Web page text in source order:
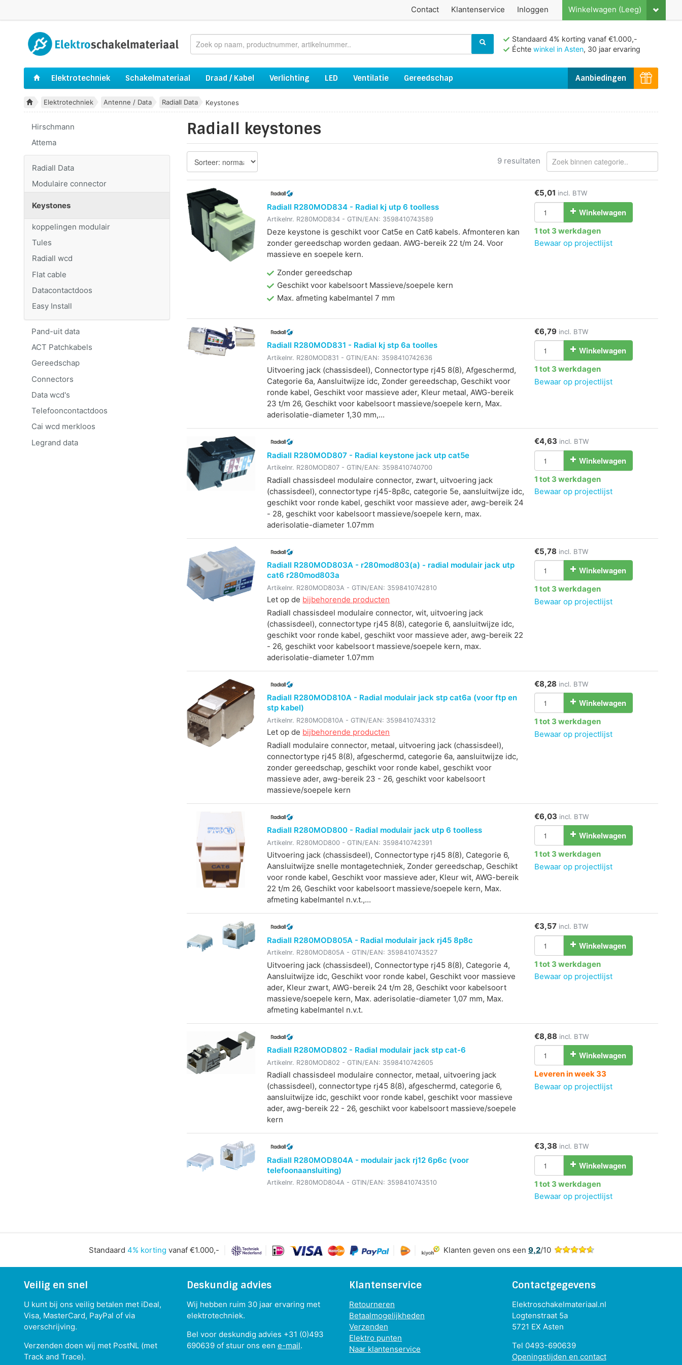
Winkelwagen (Leeg)
Inloggen
Klantenservice
Contact
Standaard 4% korting vanaf €1.000,-
Échte winkel in Asten, 30 jaar ervaring
Elektrotechniek Schakelmateriaal Draad / Kabel Verlichting LED Aanbiedingen
Ventilatie Gereedschap
Elektrotechniek Antenne / Data Radiall Data Keystones
Hirschmann
Attema
Radiall Data
Modulaire connector
Keystones
koppelingen modulair
Tules
Radiall wcd
Flat cable
Datacontactdoos
Easy Install
Pand-uit data
ACT Patchkabels
Gereedschap
Connectors
Data wcd's
Telefooncontactdoos
Cai wcd merkloos
Legrand data
Radiall keystones
9 resultaten
Radiall R280MOD834 - Radial kj utp 6 toolless
Artikelnr. R280MOD834 - GTIN/EAN: 3598410743589
Deze keystone is geschikt voor Cat5e en Cat6 kabels. Afmonteren kan
zonder gereedschap worden gedaan. AWG-bereik 22 t/m 24. Voor
massieve en soepele kern.
Zonder gereedschap
Geschikt voor kabelsoort Massieve/soepele kern
Max. afmeting kabelmantel 7 mm
€5,01 incl. BTW
Winkelwagen
1 tot 3 werkdagen
Bewaar op projectlijst
Radiall R280MOD831 - Radial kj stp 6a toolles
Artikelnr. R280MOD831 - GTIN/EAN: 3598410742636
Uitvoering jack (chassisdeel), Connectortype rj45 8(8), Afgeschermd,
Categorie 6a, Aansluitwijze idc, Zonder gereedschap, Geschikt voor
ronde kabel, Geschikt voor massieve ader, Kleur metaal, AWG-bereik
23 t/m 26, Geschikt voor kabelsoort massieve/soepele kern, Max.
aderisolatie-diameter 1,30 mm,...
€6,79 incl. BTW
Winkelwagen
1 tot 3 werkdagen
Bewaar op projectlijst
Radiall R280MOD807 - Radial keystone jack utp cat5e
Artikelnr. R280MOD807 - GTIN/EAN: 3598410740700
Radiall chassisdeel modulaire connector, zwart, uitvoering jack
(chassisdeel), connectortype rj45-8p8c, categorie 5e, aansluitwijze idc,
geschikt voor ronde kabel, geschikt voor massieve ader, awg-bereik 24
- 28, geschikt voor kabelsoort massieve/soepele kern, max.
aderisolatie-diameter 1.07mm
€4,63 incl. BTW
Winkelwagen
1 tot 3 werkdagen
Bewaar op projectlijst
Radiall R280MOD803A - r280mod803(a) - radial modulair jack utp
cat6 r280mod803a
Artikelnr. R280MOD803A - GTIN/EAN: 3598410742810
Let op de bijbehorende producten
Radiall chassisdeel modulaire connector, wit, uitvoering jack
(chassisdeel), connectortype rj45 8(8), categorie 6, aansluitwijze idc,
geschikt voor ronde kabel, geschikt voor massieve ader, awg-bereik 22
- 26, geschikt voor kabelsoort massieve/soepele kern, max.
aderisolatie-diameter 1.07mm
€5,78 incl. BTW
Winkelwagen
1 tot 3 werkdagen
Bewaar op projectlijst
Radiall R280MOD810A - Radial modulair jack stp cat6a (voor ftp en
stp kabel)
Artikelnr. R280MOD810A - GTIN/EAN: 3598410743312
Let op de bijbehorende producten
Radiall modulaire connector, metaal, uitvoering jack (chassisdeel),
connectortype rj45 8(8), afgeschermd, categorie 6a, aansluitwijze idc,
zonder gereedschap, geschikt voor ronde kabel, geschikt voor
massieve ader, awg-bereik 23 - 26, geschikt voor kabelsoort
massieve/soepele kern
€8,28 incl. BTW
Winkelwagen
1 tot 3 werkdagen
Bewaar op projectlijst
Radiall R280MOD800 - Radial modulair jack utp 6 toolless
Artikelnr. R280MOD800 - GTIN/EAN: 3598410742391
Uitvoering jack (chassisdeel), Connectortype rj45 8(8), Categorie 6,
Aansluitwijze snelle montagetechniek, Zonder gereedschap, Geschikt
voor ronde kabel, Geschikt voor massieve ader, Kleur wit, AWG-bereik
22 t/m 26, Geschikt voor kabelsoort massieve/soepele kern, Max.
afmeting kabelmantel n.v.t.,...
€6,03 incl. BTW
Winkelwagen
1 tot 3 werkdagen
Bewaar op projectlijst
Radiall R280MOD805A - Radial modulair jack rj45 8p8c
Artikelnr. R280MOD805A - GTIN/EAN: 3598410743527
Uitvoering jack (chassisdeel), Connectortype rj45 8(8), Categorie 4,
Aansluitwijze idc, Geschikt voor ronde kabel, Geschikt voor massieve
ader, Kleur zwart, AWG-bereik 24 t/m 28, Geschikt voor kabelsoort
massieve/soepele kern, Max. aderisolatie-diameter 1,07 mm, Max.
afmeting kabelmantel n.v.t.
€3,57 incl. BTW
Winkelwagen
1 tot 3 werkdagen
Bewaar op projectlijst
Radiall R280MOD802 - Radial modulair jack stp cat-6
Artikelnr. R280MOD802 - GTIN/EAN: 3598410742605
Radiall chassisdeel modulaire connector, metaal, uitvoering jack
(chassisdeel), connectortype rj45 8(8), afgeschermd, categorie 6,
aansluitwijze idc, geschikt voor ronde kabel, geschikt voor massieve
ader, awg-bereik 22 - 26, geschikt voor kabelsoort massieve/soepele
kern
€8,88 incl. BTW
Winkelwagen
Leveren in week 33
Bewaar op projectlijst
Radiall R280MOD804A - modulair jack rj12 6p6c (voor
telefoonaansluiting)
Artikelnr. R280MOD804A - GTIN/EAN: 3598410743510
€3,38 incl. BTW
Winkelwagen
1 tot 3 werkdagen
Bewaar op projectlijst
Standaard 4% korting vanaf €1.000,- Klanten geven ons een 9,2/10
Veilig en snel
U kunt bij ons veilig betalen met iDeal,
Visa, MasterCard, PayPal of via
overschrijving.
Verzenden doen wij met PostNL (met
Track and Trace).
Deskundig advies
Wij hebben ruim 30 jaar ervaring met
elektrotechniek.
Bel voor deskundig advies +31 (0)493
690639 of stuur ons een e-mail.
Klantenservice
Retourneren
Betaalmogelijkheden
Verzenden
Elektro punten
Naar klantenservice
Contactgegevens
Elektroschakelmateriaal.nl
Logtenstraat 5a
5721 EX Asten
Tel 0493-690639
Openingstijden en contact